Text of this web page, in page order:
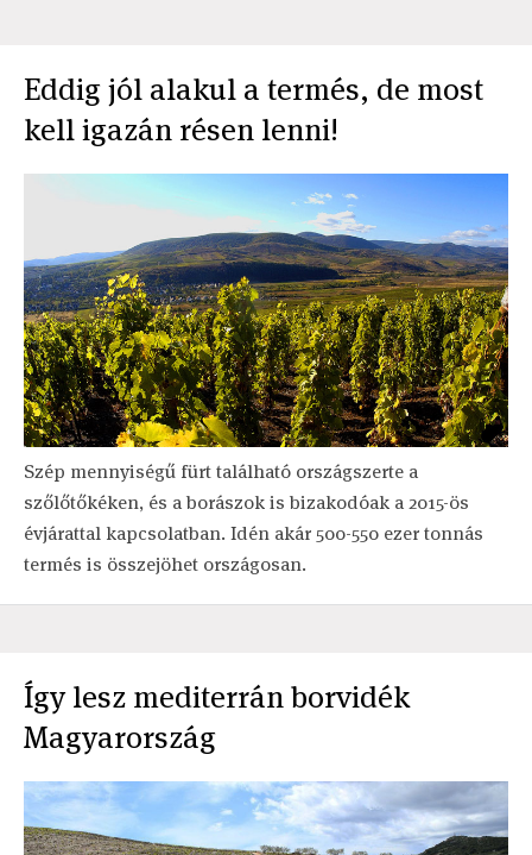
Eddig jól alakul a termés, de most
kell igazán résen lenni!
Szép mennyiségű fürt található országszerte a
szőlőtőkéken, és a borászok is bizakodóak a 2015-ös
évjárattal kapcsolatban. Idén akár 500-550 ezer tonnás
termés is összejöhet országosan.
Így lesz mediterrán borvidék
Magyarország